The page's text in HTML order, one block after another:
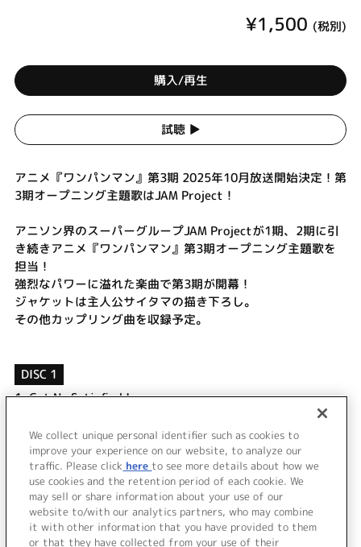
¥1,500 (税別)
購入/再生
試聴 ▶︎
アニメ『ワンパンマン』第3期 2025年10月放送開始決定！第
3期オープニング主題歌はJAM Project！
アニソン界のスーパーグループJAM Projectが1期、2期に引
き続きアニメ『ワンパンマン』第3期オープニング主題歌を
担当！
強烈なパワーに溢れた楽曲で第3期が開幕！
ジャケットは主人公サイタマの描き下ろし。
その他カップリング曲を収録予定。
DISC 1
1.Get No Satisfied !
Get No Satisfied ! (off vocal)
ワンパン人生～Battle is my life～ (off vocal)
＜ BACK
We collect unique personal identifier such as cookies to
improve your experience on our website, to analyze our
traffic. Please click here to see more details about how we
use cookies and the retention period of each cookie. We
may sell or share information about your use of our
website to/with our analytics partners, who may combine
it with other information that you have provided to them
or that they have collected from your use of their